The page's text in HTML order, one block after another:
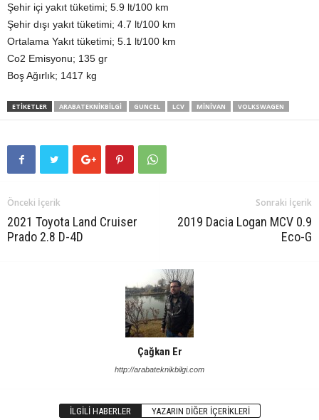
Şehir içi yakıt tüketimi; 5.9 lt/100 km
Şehir dışı yakıt tüketimi; 4.7 lt/100 km
Ortalama Yakıt tüketimi; 5.1 lt/100 km
Co2 Emisyonu; 135 gr
Boş Ağırlık; 1417 kg
ETIKETLER ARABATEKNIKBILGI GUNCEL LCV MINIVAN VOLKSWAGEN
Önceki İçerik
2021 Toyota Land Cruiser
Prado 2.8 D-4D
Sonraki İçerik
2019 Dacia Logan MCV 0.9
Eco-G
Çağkan Er
http://arabateknikbilgi.com
İLGILI HABERLER YAZARIN DIĞER İÇERIKLERI